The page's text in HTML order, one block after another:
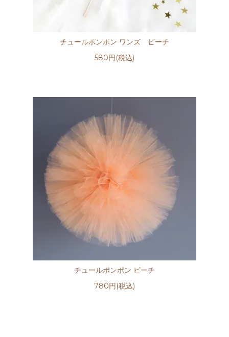
チュールポンポン ワンズ ピーチ
580円(税込)
チュールポンポン ピーチ
780円(税込)